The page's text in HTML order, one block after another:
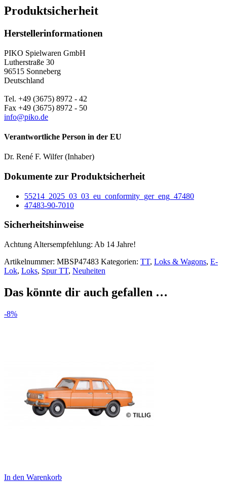
Produktsicherheit
Herstellerinformationen
PIKO Spielwaren GmbH
Lutherstraße 30
96515 Sonneberg
Deutschland
Tel. +49 (3675) 8972 - 42
Fax +49 (3675) 8972 - 50
info@piko.de
Verantwortliche Person in der EU
Dr. René F. Wilfer (Inhaber)
Dokumente zur Produktsicherheit
55214_2025_03_03_eu_conformity_ger_eng_47480
47483-90-7010
Sicherheitshinweise
Achtung Altersempfehlung: Ab 14 Jahre!
Artikelnummer: MBSP47483 Kategorien: TT, Loks & Wagons, E-
Lok, Loks, Spur TT, Neuheiten
Das könnte dir auch gefallen …
-8%
In den Warenkorb